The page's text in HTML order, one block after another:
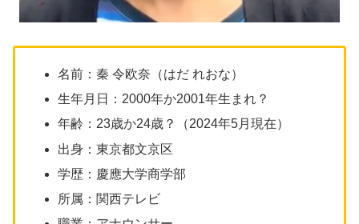
名前：秦 令欧奈（はだ れおな）
生年月日：2000年か2001年生まれ？
年齢：23歳か24歳？（2024年5月現在）
出身：東京都文京区
学歴：慶應大学商学部
所属：関西テレビ